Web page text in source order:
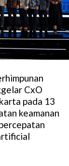
CxO
pada 13
keamanan